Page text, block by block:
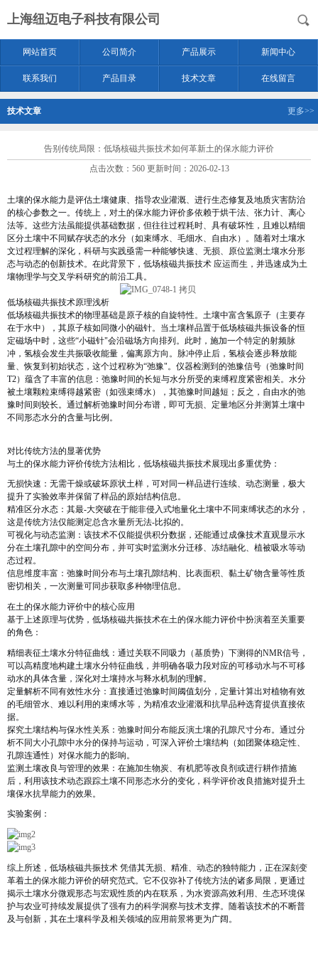
上海纽迈电子科技有限公司
网站首页 公司简介 产品展示 新闻中心
联系我们 产品目录 技术文章 在线留言
技术文章 更多>>
告别传统局限：低场核磁共振技术如何革新土的保水能力评价
点击次数：560 更新时间：2026-02-13
土壤的保水能力是评估土壤健康、指导农业灌溉、进行生态修复及地质灾害防治
的核心参数之一。传统上，对土的保水能力评价多依赖于烘干法、张力计、离心
法等。这些方法虽能提供基础数据，但往往过程耗时、具有破坏性，且难以精细
区分土壤中不同赋存状态的水分（如束缚水、毛细水、自由水）。随着对土壤水
文过程理解的深化，科研与实践亟需一种能够快速、无损、原位监测土壤水分形
态与动态的创新技术。在此背景下， 低场核磁共振技术 应运而生，并迅速成为土
壤物理学与交叉学科研究的前沿工具。
低场核磁共振技术原理浅析
低场核磁共振技术的物理基础是原子核的自旋特性。土壤中富含氢原子（主要存
在于水中），其原子核如同微小的磁针。当土壤样品置于低场核磁共振设备的恒
定磁场中时，这些“小磁针"会沿磁场方向排列。此时，施加一个特定的射频脉
冲，氢核会发生共振吸收能量，偏离原方向。脉冲停止后，氢核会逐步释放能
量、恢复到初始状态，这个过程称为“弛豫"。仪器检测到的弛豫信号（弛豫时间
T2）蕴含了丰富的信息：弛豫时间的长短与水分所受的束缚程度紧密相关。水分
被土壤颗粒束缚得越紧密（如强束缚水），其弛豫时间越短；反之，自由水的弛
豫时间则较长。通过解析弛豫时间分布谱，即可无损、定量地区分并测算土壤中
不同形态水分的含量与比例。
对比传统方法的显著优势
与土的保水能力评价传统方法相比，低场核磁共振技术展现出多重优势：
无损快速 ：无需干燥或破坏原状土样，可对同一样品进行连续、动态测量，极大
提升了实验效率并保留了样品的原始结构信息。
精准区分水态 ：其最-大突破在于能非侵入式地量化土壤中不同束缚状态的水分，
这是传统方法仅能测定总含水量所无法-比拟的。
可视化与动态监测 ：该技术不仅能提供积分数据，还能通过成像技术直观显示水
分在土壤孔隙中的空间分布，并可实时监测水分迁移、冻结融化、植被吸水等动
态过程。
信息维度丰富 ：弛豫时间分布与土壤孔隙结构、比表面积、黏土矿物含量等性质
密切相关，一次测量可同步获取多种物理信息。
在土的保水能力评价中的核心应用
基于上述原理与优势，低场核磁共振技术在土的保水能力评价中扮演着至关重要
的角色：
精细表征土壤水分特征曲线 ：通过关联不同吸力（基质势）下测得的NMR信号，
可以高精度地构建土壤水分特征曲线，并明确各吸力段对应的可移动水与不可移
动水的具体含量，深化对土壤持水与释水机制的理解。
定量解析不同有效性水分 ：直接通过弛豫时间阈值划分，定量计算出对植物有效
的毛细管水、难以利用的束缚水等，为精准农业灌溉和抗旱品种选育提供直接依
据。
探究土壤结构与保水性关系 ：弛豫时间分布能反演土壤的孔隙尺寸分布。通过分
析不同大小孔隙中水分的保持与运动，可深入评价土壤结构（如团聚体稳定性、
孔隙连通性）对保水能力的影响。
监测土壤改良与管理的效果 ：在施加生物炭、有机肥等改良剂或进行耕作措施
后，利用该技术动态跟踪土壤不同形态水分的变化，科学评价改良措施对提升土
壤保水抗旱能力的效果。
实验案例：
综上所述， 低场核磁共振技术 凭借其无损、精准、动态的独特能力，正在深刻变
革着土的保水能力评价的研究范式。它不仅弥补了传统方法的诸多局限，更通过
揭示土壤水分微观形态与宏观性质的内在联系，为水资源高效利用、生态环境保
护与农业可持续发展提供了强有力的科学洞察与技术支撑。随着该技术的不断普
及与创新，其在土壤科学及相关领域的应用前景将更为广阔。